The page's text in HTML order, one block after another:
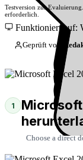
Testversion zur
erforderlich.
Funktioniert auf:
Geprüft von:
1
Choose a direct